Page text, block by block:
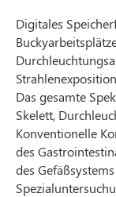
Digitales
Strahlenexposition
Das gesamte
Skelett,
Konventionelle
des
des Gefäßsystems